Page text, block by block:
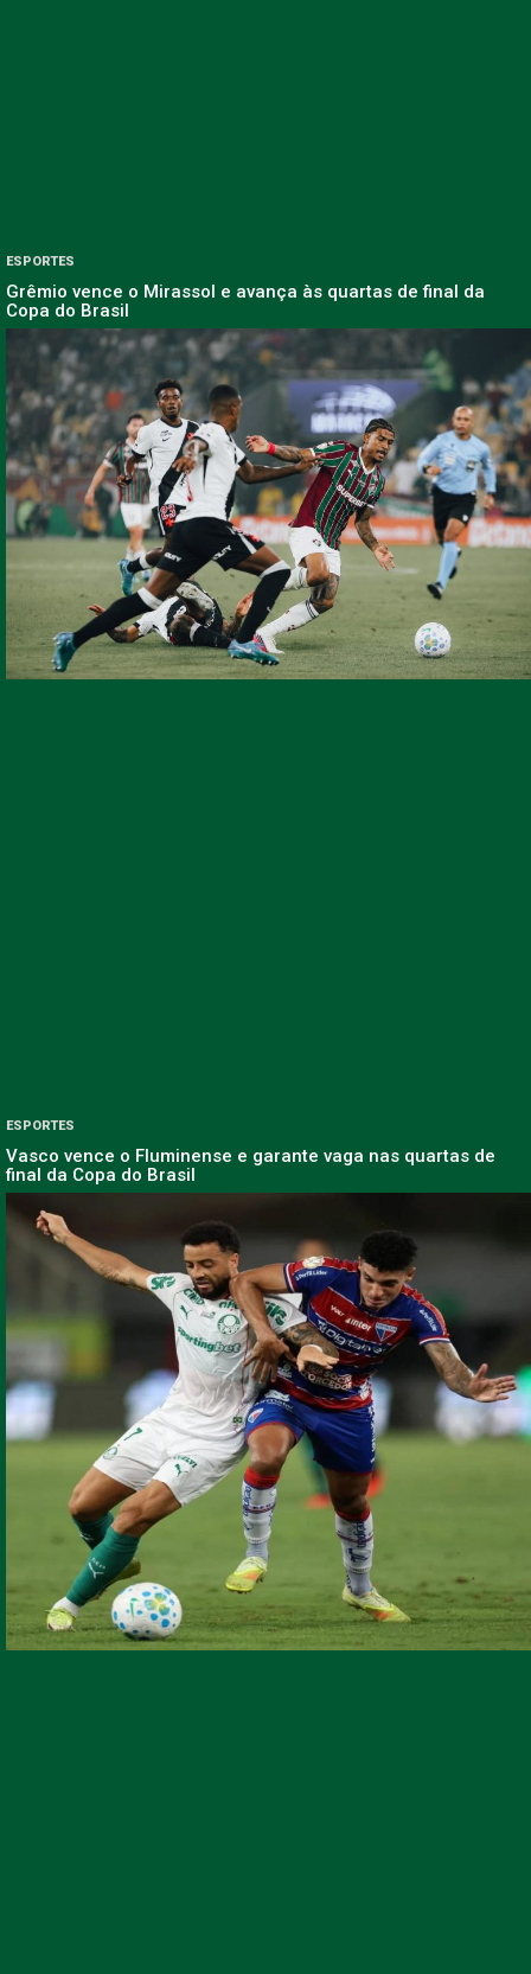
ESPORTES
Grêmio vence o Mirassol e avança às quartas de final da
Copa do Brasil
ESPORTES
Vasco vence o Fluminense e garante vaga nas quartas de
final da Copa do Brasil